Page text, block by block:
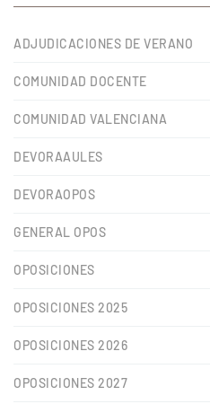
ADJUDICACIONES DE VERANO
COMUNIDAD DOCENTE
COMUNIDAD VALENCIANA
DEVORAAULES
DEVORAOPOS
GENERAL OPOS
OPOSICIONES
OPOSICIONES 2025
OPOSICIONES 2026
OPOSICIONES 2027